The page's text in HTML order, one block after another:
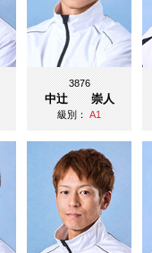
3876
中辻 崇人
級別：A1